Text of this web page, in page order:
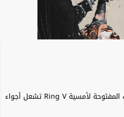
التدريبات المفتوحة لأمسية Ring V تشعل أجواء